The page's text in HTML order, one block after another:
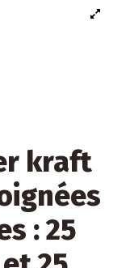
kraft
: 25